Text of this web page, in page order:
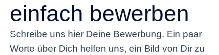
einfach bewerben
Schreibe uns hier Deine Bewerbung. Ein paar
Worte über Dich helfen uns, ein Bild von Dir zu